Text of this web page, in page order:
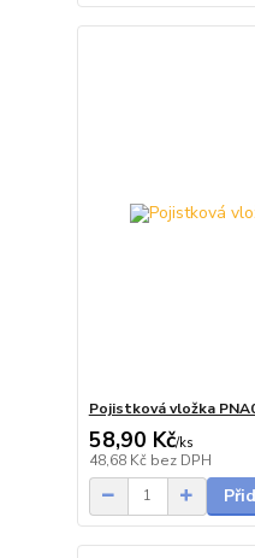
Pojistková vložka
58,90 Kč/ks
48,68 Kč bez DPH